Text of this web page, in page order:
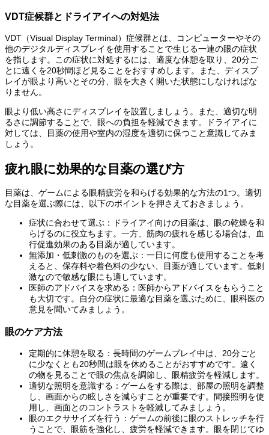
VDT症候群とドライアイへの対処法
VDT（Visual Display Terminal）症候群とは、コンピューターやその
他のデジタルディスプレイを使用することで生じる一連の眼の症状
を指します。この症状に対処するには、適度な休憩を取り、20分ご
とに遠くを20秒間ほど見ることをおすすめします。また、ディスプ
レイが眼より高いとその分、眼を大きく開いた状態にしなければな
りません。
眼より低い高さにディスプレイを設置しましょう。また、適切な明
るさに調節することで、眼への負担を軽減できます。ドライアイに
対しては、目薬の使用や室内の湿度を適切に保つこと意識してみま
しょう。
疲れ眼に効果的な目薬の選び方
目薬は、ゲームによる眼精疲労を和らげる効果的な方法の1つ。適切
な目薬を選ぶ際には、以下のポイントを押さえておきましょう。
症状に合わせて選ぶ：ドライアイ向けの目薬は、眼の乾燥を和
らげるのに役立ちます。一方、筋肉の疲れを感じる場合は、血
行促進効果のある目薬が適しています。
無添加・低刺激のものを選ぶ：一日に何度も使用することを考
えると、保存料や着色料の少ない、目薬が適しています。低刺
激なので敏感な眼にも適しています。
医師のアドバイスを求める：医師からアドバイスをもらうこと
も大切です。自分の症状に最適な目薬を選ぶために、眼科医の
意見を聞いてみましょう。
眼のケア方法
定期的に休憩を取る：長時間のゲームプレイ中は、20分ごと
に少なくとも20秒間は眼を休めることがおすすめです。遠く
の物を見ることで眼の焦点を調節し、眼精疲労を軽減します。
適切な照明を意識する：ゲームをする際は、部屋の照明を調整
し、画面からの眩しさを減らすことが重要です。間接照明を使
用し、画面とのコントラストを軽減してみましょう。
眼のエクササイズを行う：ゲームの前後に眼のストレッチを行
うことで、眼筋を強化し、疲労を軽減できます。眼を閉じてゆ